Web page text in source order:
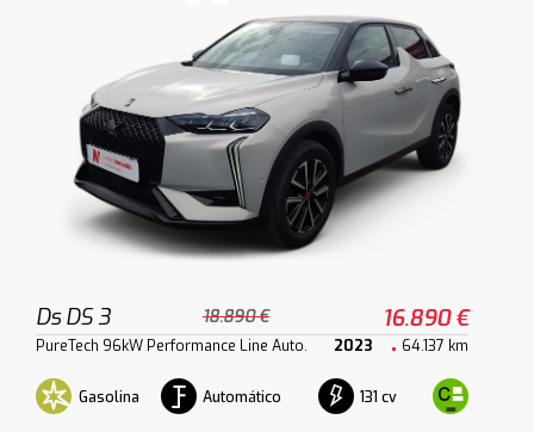
Ds DS 3 18.890 € 16.890 €
PureTech 96kW Performance Line Auto. 2023 64.137 km
Gasolina Automático 131 cv